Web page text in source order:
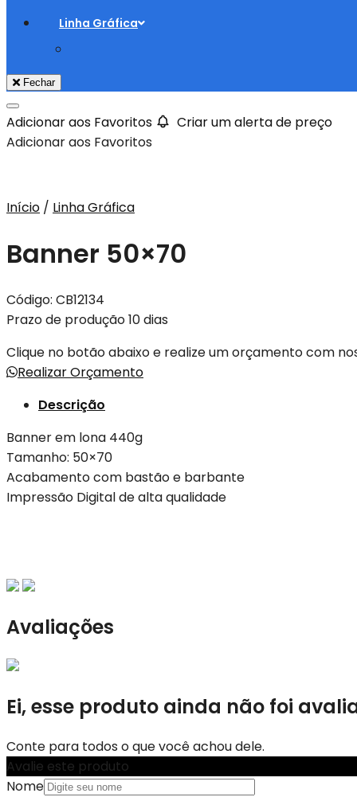
Linha Gráfica
Fechar
Adicionar aos Favoritos
Criar um alerta de preço
Adicionar aos Favoritos
Início / Linha Gráfica
Banner 50×70
Código: CB12134
Prazo de produção 10 dias
Clique no botão abaixo e realize um orçamento com
Realizar Orçamento
Descrição
Banner em lona 440g
Tamanho: 50×70
Acabamento com bastão e barbante
Impressão Digital de alta qualidade
Avaliações
Ei, esse produto ainda não foi
Conte para todos o que você achou dele.
Avalie este produto
Nome